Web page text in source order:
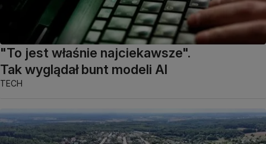
"To jest właśnie najciekawsze".
Tak wyglądał bunt modeli AI
TECH